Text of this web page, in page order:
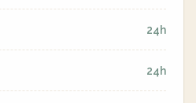
24h
24h